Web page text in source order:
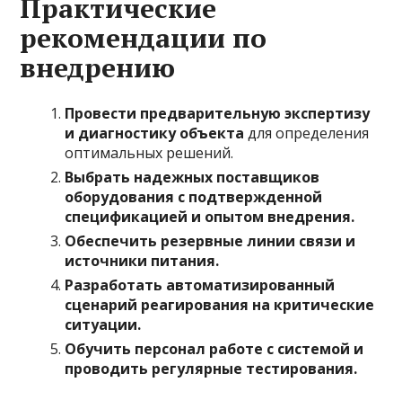
Практические
рекомендации по
внедрению
Провести предварительную экспертизу
и диагностику объекта для определения
оптимальных решений.
Выбрать надежных поставщиков
оборудования с подтвержденной
спецификацией и опытом внедрения.
Обеспечить резервные линии связи и
источники питания.
Разработать автоматизированный
сценарий реагирования на критические
ситуации.
Обучить персонал работе с системой и
проводить регулярные тестирования.